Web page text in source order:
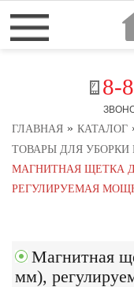
8-
ГЛАВНАЯ » КАТАЛОГ
ТОВАРЫ ДЛЯ УБОРКИ
МАГНИТНАЯ ЩЕТКА
РЕГУЛИРУЕМАЯ
Магнитная
мм),